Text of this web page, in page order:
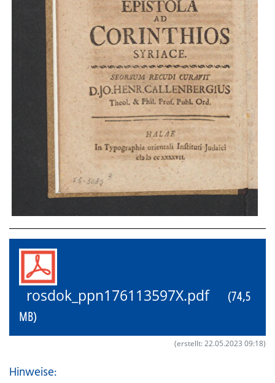
rosdok_ppn176113597X.pdf
(74,5
MB)
(erstellt: 22.05.2023 09:18)
Hinweise: